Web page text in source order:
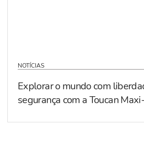
NOTÍCIAS
Explorar o mundo com
segurança com a Toucan